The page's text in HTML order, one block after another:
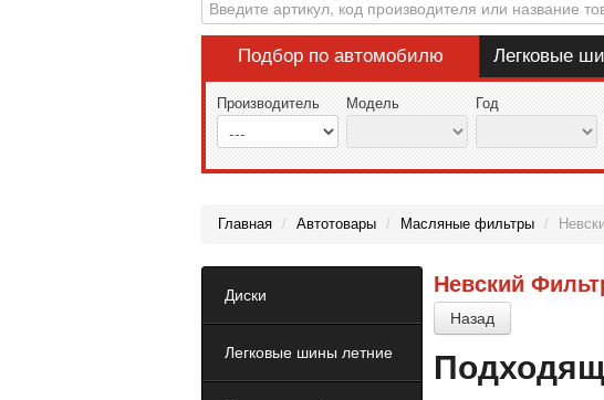
Подбор по автомобилю Легковые
Производитель Модель Год
Главная / Автотовары / Масляные фильтры /
Диски
Легковые шины летние
Невский
Назад